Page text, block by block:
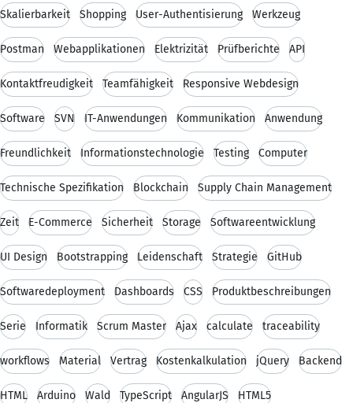
Skalierbarkeit Shopping User-Authentisierung Werkzeug
Postman Webapplikationen Elektrizität Prüfberichte API
Kontaktfreudigkeit Teamfähigkeit Responsive Webdesign
Software SVN IT-Anwendungen Kommunikation Anwendung
Freundlichkeit Informationstechnologie Testing Computer
Technische Spezifikation Blockchain Supply Chain Management
Zeit E-Commerce Sicherheit Storage Softwareentwicklung
UI Design Bootstrapping Leidenschaft Strategie GitHub
Softwaredeployment Dashboards CSS Produktbeschreibungen
Serie Informatik Scrum Master Ajax calculate traceability
workflows Material Vertrag Kostenkalkulation jQuery Backend
HTML Arduino Wald TypeScript AngularJS HTML5